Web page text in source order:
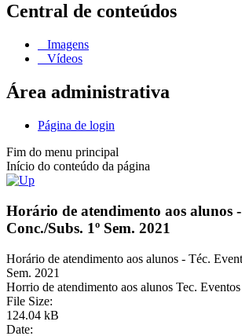
Central de conteúdos
Imagens
Vídeos
Área administrativa
Página de login
Fim do menu principal
Início do conteúdo da página
Horário de atendimento aos alunos
Conc./Subs. 1º Sem. 2021
Horário de atendimento aos alunos - Téc.
Sem. 2021
Horrio de atendimento aos alunos Tec.
File Size:
124.04 kB
Date: